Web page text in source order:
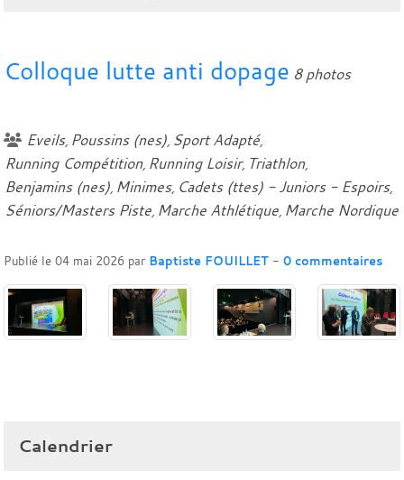
Colloque lutte anti dopage 8 photos
Eveils Poussins (nes) Sport Adapté
Running Compétition Running Loisir Triathlon
Benjamins (nes) Minimes Cadets (ttes) - Juniors - Espoirs
Séniors/Masters Piste Marche Athlétique Marche Nordique
Publié le 04 mai 2026 par Baptiste FOUILLET - 0 commentaires
Calendrier